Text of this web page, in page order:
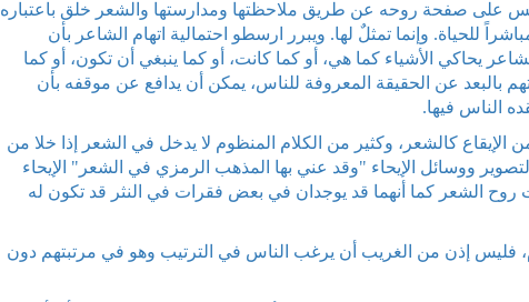
على صفحة روحه عن طريق ملاحظتها ومدارستها والشعر خلق باعتباره
للحياة. وإنما تمثلٌ لها. ويبرر ارسطو احتمالية اتهام الشاعر بأن
يحاكي الأشياء كما هي، أو كما كانت، أو كما ينبغي أن تكون، أو كما
بالبعد عن الحقيقة المعروفة للناس، يمكن أن يدافع عن موقفه بأن
الناس فيها.
الإيقاع كالشعر، وكثير من الكلام المنظوم لا يدخل في الشعر إذا خلا من
ووسائل الإيحاء "وقد عني بها المذهب الرمزي في الشعر" الإيحاء
روح الشعر كما أنهما قد يوجدان في بعض فقرات في النثر قد تكون له
فليس إذن من الغريب أن يرغب الناس في الترتيب وهو في مرتبتهم دون